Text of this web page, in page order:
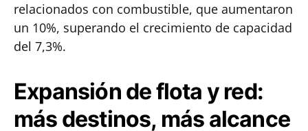
relacionados con combustible, que aumentaron
un 10%, superando el crecimiento de capacidad
del 7,3%.
Expansión de flota y red:
más destinos, más alcance